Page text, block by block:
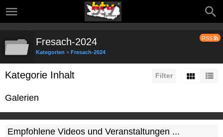
RSS
Fresach-2024
Kategorien » Fresach-2024
Filter
Kategorie Inhalt
Galerien
Empfohlene Videos und Veranstaltungen ...